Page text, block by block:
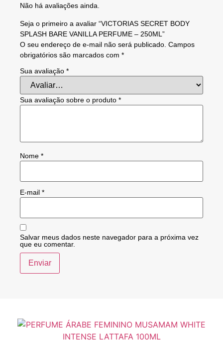
Não há avaliações ainda.
Seja o primeiro a avaliar “VICTORIAS SECRET BODY
SPLASH BARE VANILLA PERFUME – 250ML”
O seu endereço de e-mail não será publicado. Campos
obrigatórios são marcados com *
Sua avaliação *
Sua avaliação sobre o produto *
Nome *
E-mail *
Salvar meus dados neste navegador para a próxima vez
que eu comentar.